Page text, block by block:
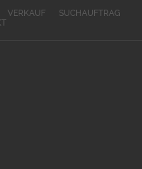
VERKAUF
SUCHAUFTRAG